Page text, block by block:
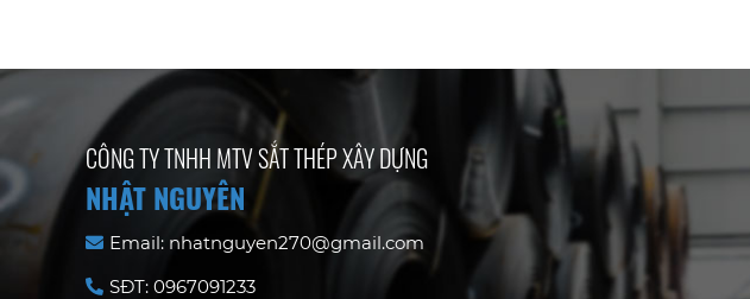
CÔNG TY TNHH MTV SẮT THÉP XÂY DỰNG
NHẬT NGUYÊN
Email: nhatnguyen270@gmail.com
SĐT: 0967091233